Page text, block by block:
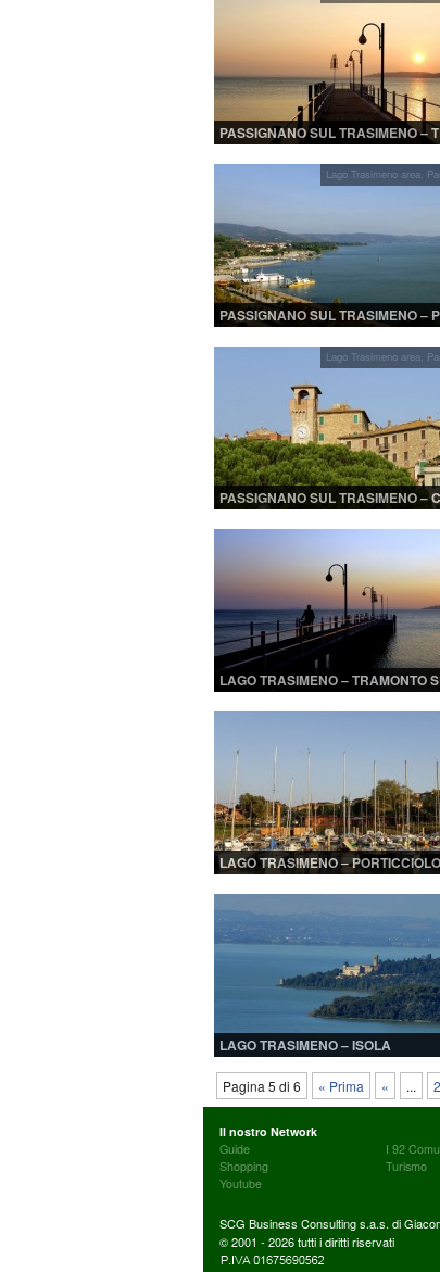
PASSIGNANO SUL TRASIMENO –
Lago Trasimeno area,
PASSIGNANO SUL TRASIMENO –
Lago Trasimeno area,
PASSIGNANO SUL TRASIMENO –
LAGO TRASIMENO – TRAMONTO
LAGO TRASIMENO – PORTICCIOLO
LAGO TRASIMENO – ISOLA
Pagina 5 di 6 « Prima « ... 2
Il nostro Network
Guide
I 92
Shopping
Turismo
Youtube
SCG Business Consulting s.a.s. di
© 2001 - 2026 tutti i diritti riservati